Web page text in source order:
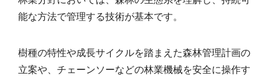
能な方法で管理する技術が基本です。
樹種の特性や成長サイクルを踏まえた森林管理計画の
立案や、チェーンソーなどの林業機械を安全に操作す